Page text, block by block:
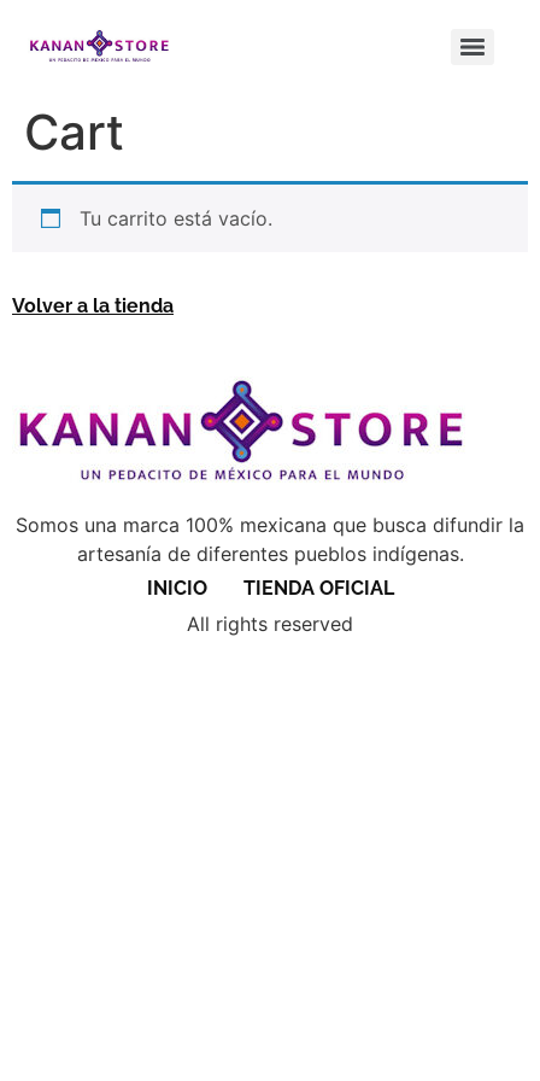
Cart
Tu carrito está vacío.
Volver a la tienda
Somos una marca 100% mexicana que busca difundir la
artesanía de diferentes pueblos indígenas.
INICIO TIENDA OFICIAL
All rights reserved